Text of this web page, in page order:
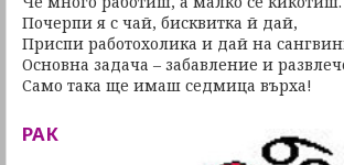
Почерпи я с чай, бисквитка й дай,
Приспи работохолика и дай на
Основна задача – забавление и
Само така ще имаш седмица върха!
РАК